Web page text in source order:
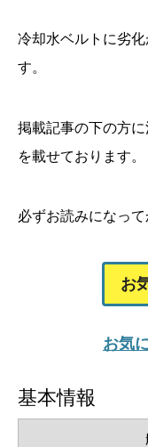
冷却水ベルトに劣
す。
掲載記事の下の方
を載せております。
必ずお読みになって
お
お気
基本情報